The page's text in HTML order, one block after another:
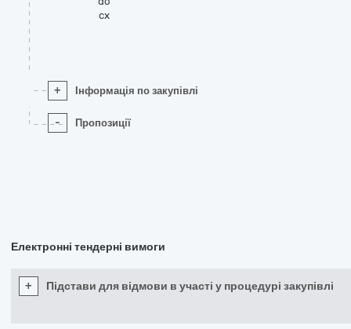
cx
+ Інформація по закупівлі
- Пропозиції
Електронні тендерні вимоги
+ Підстави для відмови в участі у процедурі закупівлі